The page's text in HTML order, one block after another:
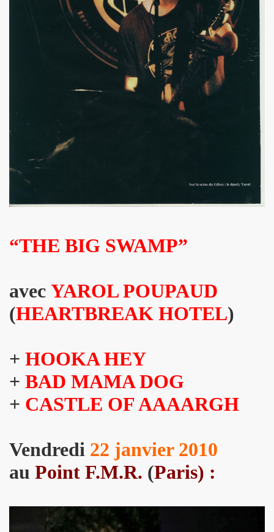
“THE BIG SWAMP”
avec YAROL POUPAUD
(HEARTBREAK HOTEL)
+ HOOKA HEY
+ BAD MAMA DOG
+ CASTLE OF AAAARGH
Vendredi 22 janvier 2010
au Point F.M.R. (Paris) :
2011 a juin 2011.
2010 a decembre 2010.
2008 a decembre 2008.
(a partir d'octobre 2021).
1977 a 1983.
(et courrier des lecteurs de "JUKE
setlists.
fanzine L ORDONNANCE (2004).
: concerts, spectacles, expositions, cabaret, etc.
"AJASPHERE" le 28 octobre 2025 au Petit Bain (75013
UNKNOWN" le 27 septembre 2025 a Gouvieux (60) :
"AJASPHERE" le 30 août 2025 en la chapelle Reille
"I DIG THAT BOP" le 28 juin 2025 a Louvres (95) :